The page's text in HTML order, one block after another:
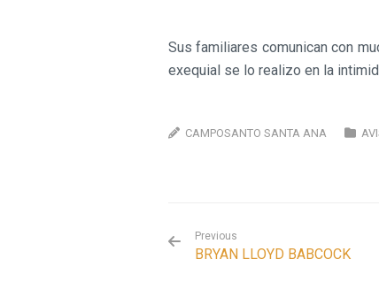
Sus familiares comunican con
exequial se lo realizo en la
CAMPOSANTO SANTA ANA
Previous
BRYAN LLOYD BABCOCK